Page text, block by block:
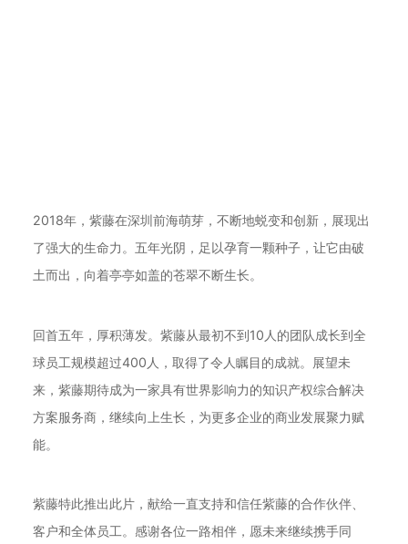
2018年，紫藤在深圳前海萌芽，不断地蜕变和创新，展现出
了强大的生命力。五年光阴，足以孕育一颗种子，让它由破
土而出，向着亭亭如盖的苍翠不断生长。
回首五年，厚积薄发。紫藤从最初不到10人的团队成长到全
球员工规模超过400人，取得了令人瞩目的成就。展望未
来，紫藤期待成为一家具有世界影响力的知识产权综合解决
方案服务商，继续向上生长，为更多企业的商业发展聚力赋
能。
紫藤特此推出此片，献给一直支持和信任紫藤的合作伙伴、
客户和全体员工。感谢各位一路相伴，愿未来继续携手同